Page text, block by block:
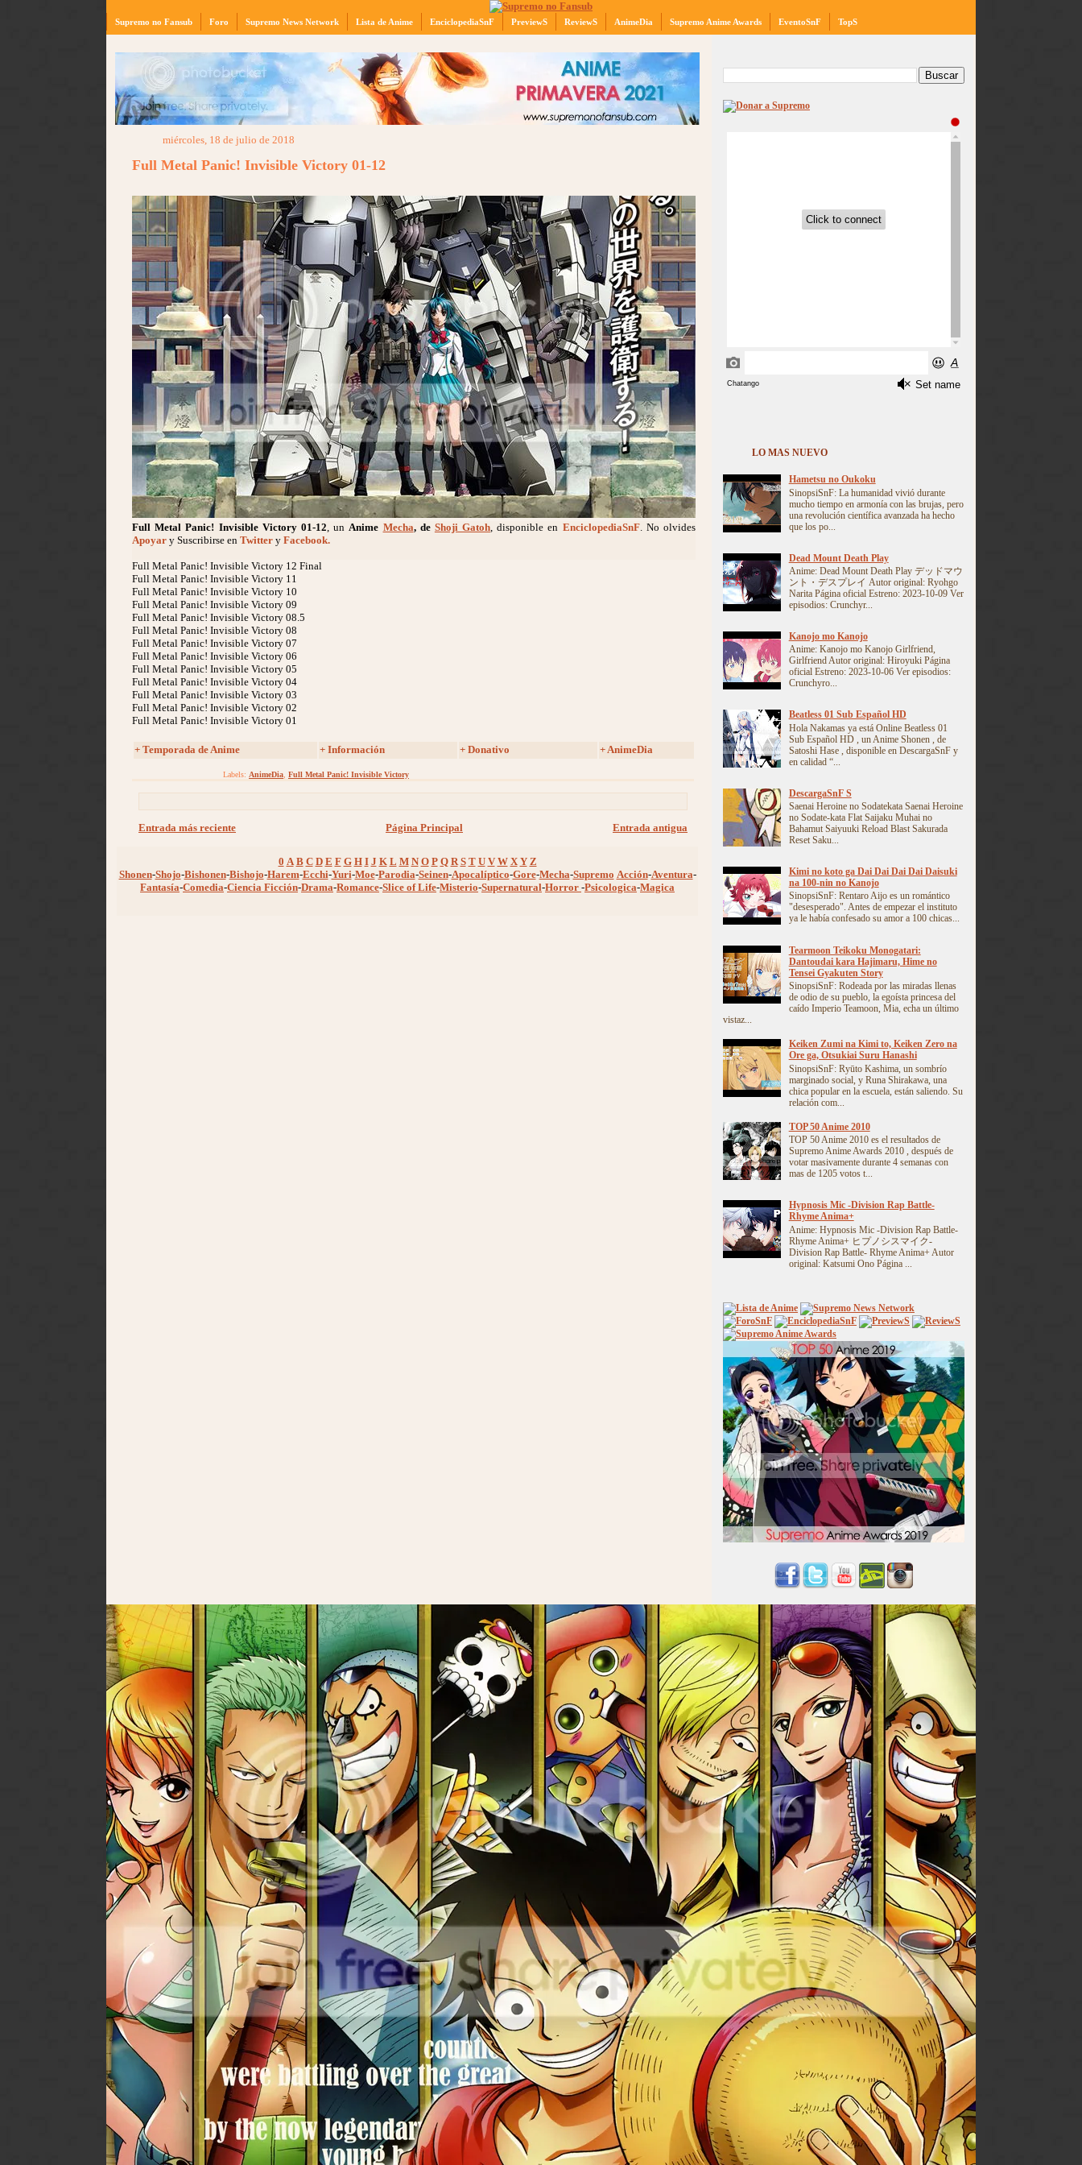
Supremo no Fansub Foro Supremo News Network Lista de Anime EnciclopediaSnF PreviewS ReviewS AnimeDia Supremo Anime Awards EventoSnF TopS
miércoles, 18 de julio de 2018
Full Metal Panic! Invisible Victory 01-12
Full Metal Panic! Invisible Victory01-12 , un Anime Mecha, de Shoji Gatoh , disponible en EnciclopediaSnF. No olvides
Apoyar y Suscribirse en Twitter y Facebook.
Full Metal Panic! Invisible Victory 12 Final
Full Metal Panic! Invisible Victory 11
Full Metal Panic! Invisible Victory 10
Full Metal Panic! Invisible Victory 09
Full Metal Panic! Invisible Victory 08.5
Full Metal Panic! Invisible Victory 08
Full Metal Panic! Invisible Victory 07
Full Metal Panic! Invisible Victory 06
Full Metal Panic! Invisible Victory 05
Full Metal Panic! Invisible Victory 04
Full Metal Panic! Invisible Victory 03
Full Metal Panic! Invisible Victory 02
Full Metal Panic! Invisible Victory 01
+ Temporada de Anime + Información + Donativo + AnimeDia
Labels: AnimeDia Full Metal Panic! Invisible Victory
Entrada más reciente Entrada antigua
Página Principal
0 A B C D E F G H I J K L M N O P Q R S T U V W X Y Z
Shonen-Shojo-Bishonen-Bishojo-Harem-Ecchi-Yuri-Moe-Parodia-Seinen-Apocalíptico-Gore-Mecha-Supremo Acción-Aventura-
Fantasía-Comedia-Ciencia Ficción-Drama-Romance-Slice of Life-Misterio-Supernatural-Horror -Psicologica-Magica
LO MAS NUEVO
Hametsu no Oukoku
SinopsiSnF: La humanidad vivió durante
mucho tiempo en armonía con las brujas, pero
una revolución científica avanzada ha hecho
que los po...
Dead Mount Death Play
Anime: Dead Mount Death Play デッドマウ
ント・デスプレイ Autor original: Ryohgo
Narita Página oficial Estreno: 2023-10-09 Ver
episodios: Crunchyr...
Kanojo mo Kanojo
Anime: Kanojo mo Kanojo Girlfriend,
Girlfriend Autor original: Hiroyuki Página
oficial Estreno: 2023-10-06 Ver episodios:
Crunchyro...
Beatless 01 Sub Español HD
Hola Nakamas ya está Online Beatless 01
Sub Español HD , un Anime Shonen , de
Satoshi Hase , disponible en DescargaSnF y
en calidad “...
DescargaSnF S
Saenai Heroine no Sodatekata Saenai Heroine
no Sodate-kata Flat Saijaku Muhai no
Bahamut Saiyuuki Reload Blast Sakurada
Reset Saku...
Kimi no koto ga Dai Dai Dai Dai Daisuki
na 100-nin no Kanojo
SinopsiSnF: Rentaro Aijo es un romántico
"desesperado". Antes de empezar el instituto
ya le había confesado su amor a 100 chicas...
Tearmoon Teikoku Monogatari:
Dantoudai kara Hajimaru, Hime no
Tensei Gyakuten Story
SinopsiSnF: Rodeada por las miradas llenas
de odio de su pueblo, la egoísta princesa del
caído Imperio Teamoon, Mia, echa un último
vistaz...
Keiken Zumi na Kimi to, Keiken Zero na
Ore ga, Otsukiai Suru Hanashi
SinopsiSnF: Ryūto Kashima, un sombrío
marginado social, y Runa Shirakawa, una
chica popular en la escuela, están saliendo. Su
relación com...
TOP 50 Anime 2010
TOP 50 Anime 2010 es el resultados de
Supremo Anime Awards 2010 , después de
votar masivamente durante 4 semanas con
mas de 1205 votos t...
Hypnosis Mic -Division Rap Battle-
Rhyme Anima+
Anime: Hypnosis Mic -Division Rap Battle-
Rhyme Anima+ ヒプノシスマイク-
Division Rap Battle- Rhyme Anima+ Autor
original: Katsumi Ono Página ...